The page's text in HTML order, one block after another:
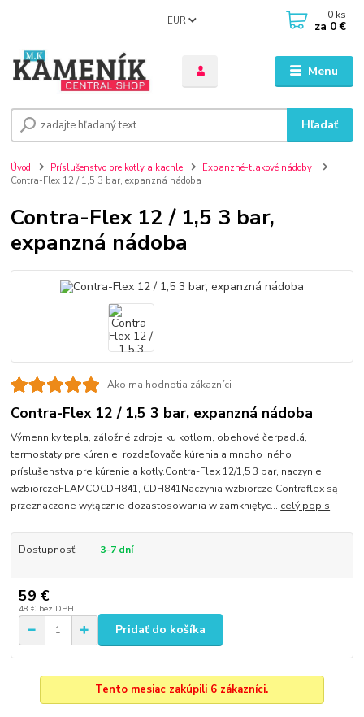
Menu
EUR
Hľadať
0 ks
za 0 €
Úvod Príslušenstvo pre kotly a kachle
Expanzné-tlakové nádoby
Contra-Flex 12 / 1,5 3 bar, expanzná nádoba
Contra-Flex 12 / 1,5 3 bar,
expanzná nádoba
Ako ma hodnotia zákazníci
Contra-Flex 12 / 1,5 3 bar, expanzná nádoba
Výmenniky tepla, záložné zdroje ku kotlom, obehové čerpadlá,
termostaty pre kúrenie, rozdeľovače kúrenia a mnoho iného
príslušenstva pre kúrenie a kotly.Contra-Flex 12/1,5 3 bar, naczynie
wzbiorczeFLAMCOCDH841, CDH841Naczynia wzbiorcze Contraflex są
przeznaczone wyłącznie dozastosowania w zamkniętyc... celý popis
Dostupnosť 3-7 dní
59 €
48 € bez DPH
Pridať do košíka
Tento mesiac zakúpili 6 zákazníci.